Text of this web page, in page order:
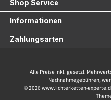
Shop Service
Informationen
Zahlungsarten
Alle Preise inkl. gesetzl.
Nachnahmegebühren,
© 2026 www.lichterketten-